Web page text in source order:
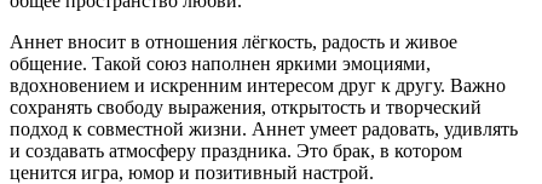
Аннет вносит в отношения лёгкость, радость и живое
общение. Такой союз наполнен яркими эмоциями,
вдохновением и искренним интересом друг к другу. Важно
сохранять свободу выражения, открытость и творческий
подход к совместной жизни. Аннет умеет радовать, удивлять
и создавать атмосферу праздника. Это брак, в котором
ценится игра, юмор и позитивный настрой.